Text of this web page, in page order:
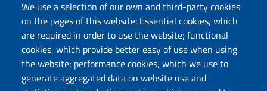
We use a selection of our own and third-party cookies
on the pages of this website: Essential cookies, which
are required in order to use the website; functional
cookies, which provide better easy of use when using
the website; performance cookies, which we use to
generate aggregated data on website use and
Università degli Studi di Sassari
Protocollo
Follow us